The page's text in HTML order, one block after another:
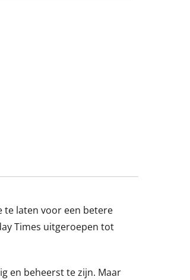
laten voor een betere
Times uitgeroepen tot
en beheerst te zijn. Maar